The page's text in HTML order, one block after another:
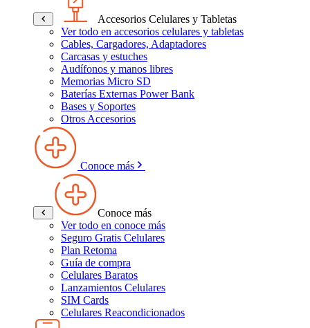
Accesorios Celulares y Tabletas
Ver todo en accesorios celulares y tabletas
Cables, Cargadores, Adaptadores
Carcasas y estuches
Audífonos y manos libres
Memorias Micro SD
Baterías Externas Power Bank
Bases y Soportes
Otros Accesorios
Conoce más
Conoce más
Ver todo en conoce más
Seguro Gratis Celulares
Plan Retoma
Guía de compra
Celulares Baratos
Lanzamientos Celulares
SIM Cards
Celulares Reacondicionados